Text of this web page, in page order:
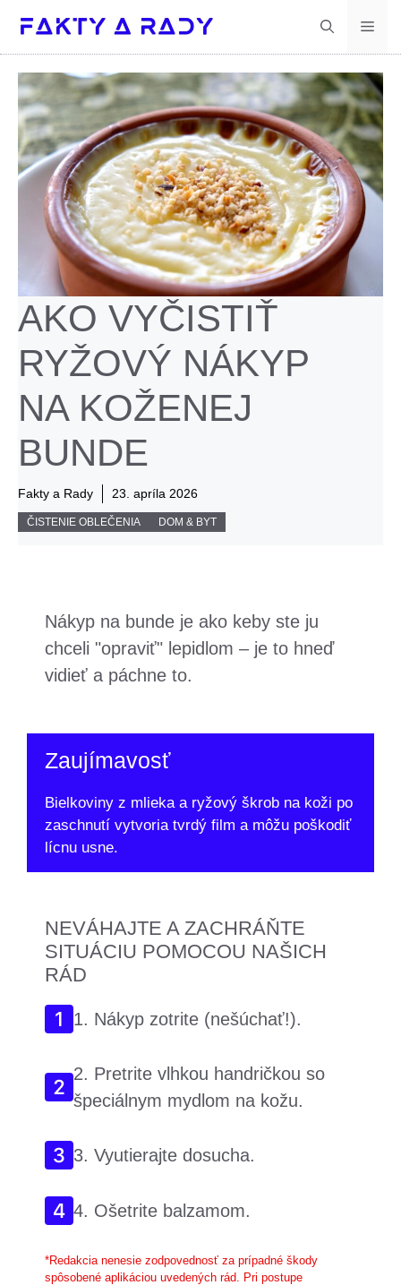
obsah
AKO VYČISTIŤ
RYŽOVÝ NÁKYP
NA KOŽENEJ
BUNDE
Fakty a Rady 23. apríla 2026
ČISTENIE OBLEČENIA DOM & BYT
Nákyp na bunde je ako keby ste ju
chceli "opraviť" lepidlom – je to hneď
vidieť a páchne to.
Zaujímavosť
Bielkoviny z mlieka a ryžový škrob na koži po
zaschnutí vytvoria tvrdý film a môžu poškodiť
lícnu usne.
NEVÁHAJTE A ZACHRÁŇTE
SITUÁCIU POMOCOU NAŠICH
RÁD
1. Nákyp zotrite (nešúchať!).
2. Pretrite vlhkou handričkou so
špeciálnym mydlom na kožu.
3. Vyutierajte dosucha.
4. Ošetrite balzamom.
*Redakcia nenesie zodpovednosť za prípadné škody
spôsobené aplikáciou uvedených rád. Pri postupe